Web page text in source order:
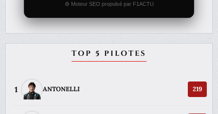
⚙️ Moteur SEO propulsé par F1ACTU
TOP 5 PILOTES
1 ANTONELLI 219